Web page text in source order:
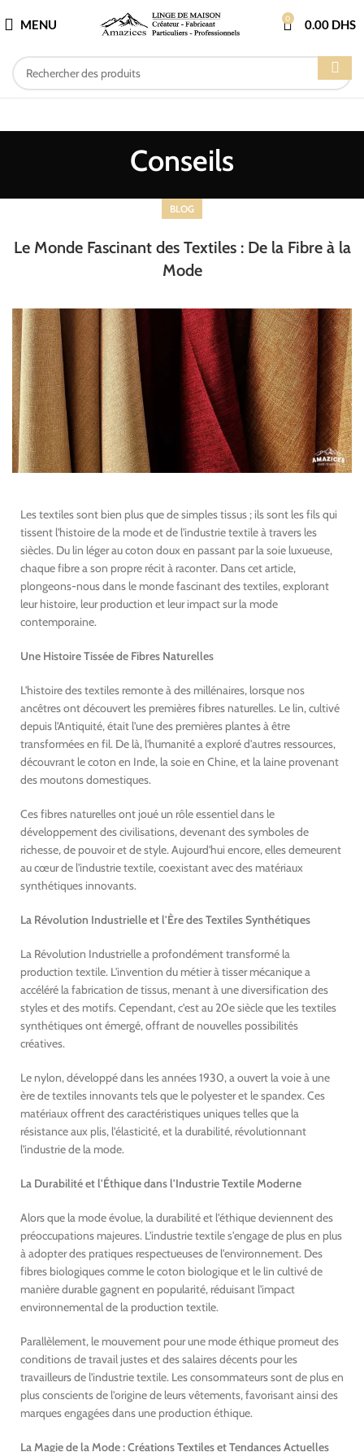
MENU 0 0.00 DHS
Conseils
BLOG
Le Monde Fascinant des Textiles : De la Fibre à la
Mode
Les textiles sont bien plus que de simples tissus ; ils sont les fils qui
tissent l'histoire de la mode et de l'industrie textile à travers les
siècles. Du lin léger au coton doux en passant par la soie luxueuse,
chaque fibre a son propre récit à raconter. Dans cet article,
plongeons-nous dans le monde fascinant des textiles, explorant
leur histoire, leur production et leur impact sur la mode
contemporaine.
Une Histoire Tissée de Fibres Naturelles
L'histoire des textiles remonte à des millénaires, lorsque nos
ancêtres ont découvert les premières fibres naturelles. Le lin, cultivé
depuis l'Antiquité, était l'une des premières plantes à être
transformées en fil. De là, l'humanité a exploré d'autres ressources,
découvrant le coton en Inde, la soie en Chine, et la laine provenant
des moutons domestiques.
Ces fibres naturelles ont joué un rôle essentiel dans le
développement des civilisations, devenant des symboles de
richesse, de pouvoir et de style. Aujourd'hui encore, elles demeurent
au cœur de l'industrie textile, coexistant avec des matériaux
synthétiques innovants.
La Révolution Industrielle et l'Ère des Textiles Synthétiques
La Révolution Industrielle a profondément transformé la
production textile. L'invention du métier à tisser mécanique a
accéléré la fabrication de tissus, menant à une diversification des
styles et des motifs. Cependant, c'est au 20e siècle que les textiles
synthétiques ont émergé, offrant de nouvelles possibilités
créatives.
Le nylon, développé dans les années 1930, a ouvert la voie à une
ère de textiles innovants tels que le polyester et le spandex. Ces
matériaux offrent des caractéristiques uniques telles que la
résistance aux plis, l'élasticité, et la durabilité, révolutionnant
l'industrie de la mode.
La Durabilité et l'Éthique dans l'Industrie Textile Moderne
Alors que la mode évolue, la durabilité et l'éthique deviennent des
préoccupations majeures. L'industrie textile s'engage de plus en plus
à adopter des pratiques respectueuses de l'environnement. Des
fibres biologiques comme le coton biologique et le lin cultivé de
manière durable gagnent en popularité, réduisant l'impact
environnemental de la production textile.
Parallèlement, le mouvement pour une mode éthique promeut des
conditions de travail justes et des salaires décents pour les
travailleurs de l'industrie textile. Les consommateurs sont de plus en
plus conscients de l'origine de leurs vêtements, favorisant ainsi des
marques engagées dans une production éthique.
La Magie de la Mode : Créations Textiles et Tendances Actuelles